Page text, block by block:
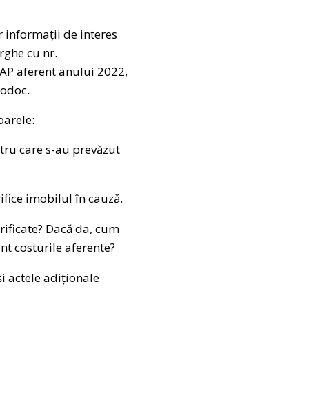
informații de interes
cu nr.
aferent anului 2022,
care s-au prevăzut
imobilul în cauză.
Dacă da, cum
costurile aferente?
actele adiționale